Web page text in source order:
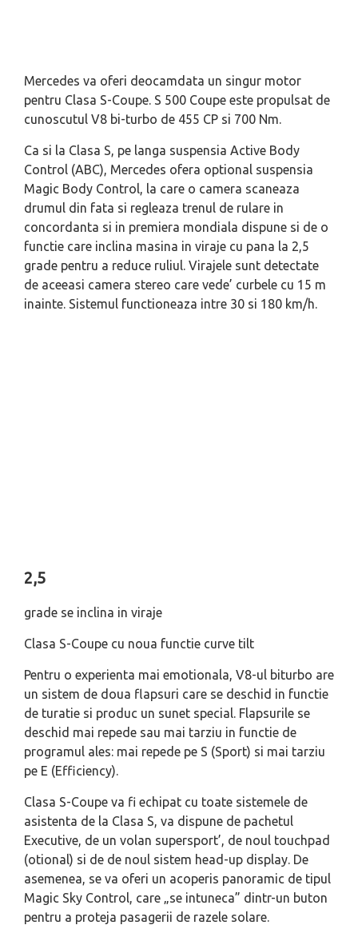
Mercedes va oferi deocamdata un singur motor
pentru Clasa S-Coupe. S 500 Coupe este propulsat de
cunoscutul V8 bi-turbo de 455 CP si 700 Nm.
Ca si la Clasa S, pe langa suspensia Active Body
Control (ABC), Mercedes ofera optional suspensia
Magic Body Control, la care o camera scaneaza
drumul din fata si regleaza trenul de rulare in
concordanta si in premiera mondiala dispune si de o
functie care inclina masina in viraje cu pana la 2,5
grade pentru a reduce ruliul. Virajele sunt detectate
de aceeasi camera stereo care vede’ curbele cu 15 m
inainte. Sistemul functioneaza intre 30 si 180 km/h.
2,5
grade se inclina in viraje
Clasa S-Coupe cu noua functie curve tilt
Pentru o experienta mai emotionala, V8-ul biturbo are
un sistem de doua flapsuri care se deschid in functie
de turatie si produc un sunet special. Flapsurile se
deschid mai repede sau mai tarziu in functie de
programul ales: mai repede pe S (Sport) si mai tarziu
pe E (Efficiency).
Clasa S-Coupe va fi echipat cu toate sistemele de
asistenta de la Clasa S, va dispune de pachetul
Executive, de un volan supersport’, de noul touchpad
(otional) si de de noul sistem head-up display. De
asemenea, se va oferi un acoperis panoramic de tipul
Magic Sky Control, care „se intuneca” dintr-un buton
pentru a proteja pasagerii de razele solare.